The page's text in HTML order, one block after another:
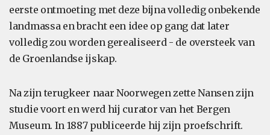
eerste ontmoeting met deze bijna volledig onbekende
landmassa en bracht een idee op gang dat later
volledig zou worden gerealiseerd - de oversteek van
de Groenlandse ijskap.
Na zijn terugkeer naar Noorwegen zette Nansen zijn
studie voort en werd hij curator van het Bergen
Museum. In 1887 publiceerde hij zijn proefschrift.